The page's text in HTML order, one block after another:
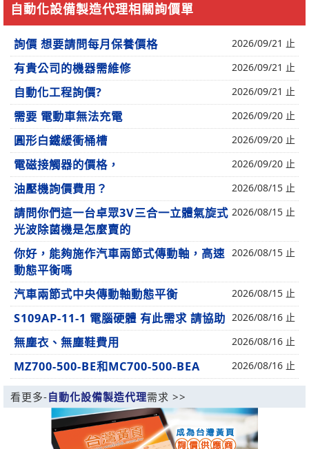
自動化設備製造代理相關詢價單
詢價 想要請問每月保養價格 2026/09/21 止
有貴公司的機器需維修 2026/09/21 止
自動化工程詢價? 2026/09/21 止
需要 電動車無法充電 2026/09/20 止
圓形白鐵緩衝桶槽 2026/09/20 止
電磁接觸器的價格， 2026/09/20 止
油壓機詢價費用？ 2026/08/15 止
請問你們這一台卓眾3V三合一立體氣旋式
光波除菌機是怎麼賣的
2026/08/15 止
你好，能夠施作汽車兩節式傳動軸，高速
動態平衡嗎
2026/08/15 止
汽車兩節式中央傳動軸動態平衡 2026/08/15 止
S109AP-11-1 電腦硬體 有此需求 請協助 2026/08/16 止
無塵衣、無塵鞋費用 2026/08/16 止
MZ700-500-BE和MC700-500-BEA 2026/08/16 止
看更多-自動化設備製造代理需求 >>